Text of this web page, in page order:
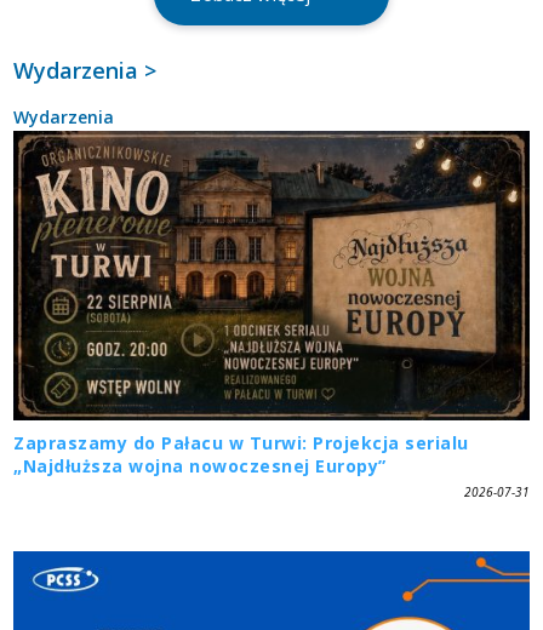
Wydarzenia >
Wydarzenia
Zapraszamy do Pałacu w Turwi: Projekcja serialu
„Najdłuższa wojna nowoczesnej Europy”
2026-07-31